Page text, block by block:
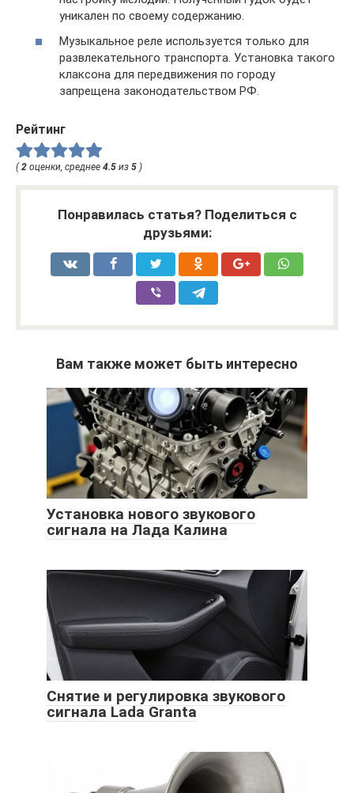
уникален по своему содержанию.
Музыкальное реле используется только для
развлекательного транспорта. Установка такого
клаксона для передвижения по городу
запрещена законодательством РФ.
Рейтинг
(2 оценки, среднее 4.5 из 5 )
Понравилась статья? Поделиться с
друзьями:
Вам также может быть интересно
Установка нового звукового
сигнала на Лада Калина
Снятие и регулировка звукового
сигнала Lada Granta